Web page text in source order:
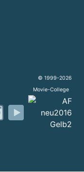
© 1999-2026
Movie-College